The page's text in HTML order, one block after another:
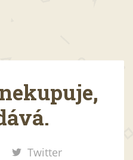
Twitter